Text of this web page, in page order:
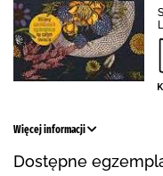
Więcej informacji
Dostępne